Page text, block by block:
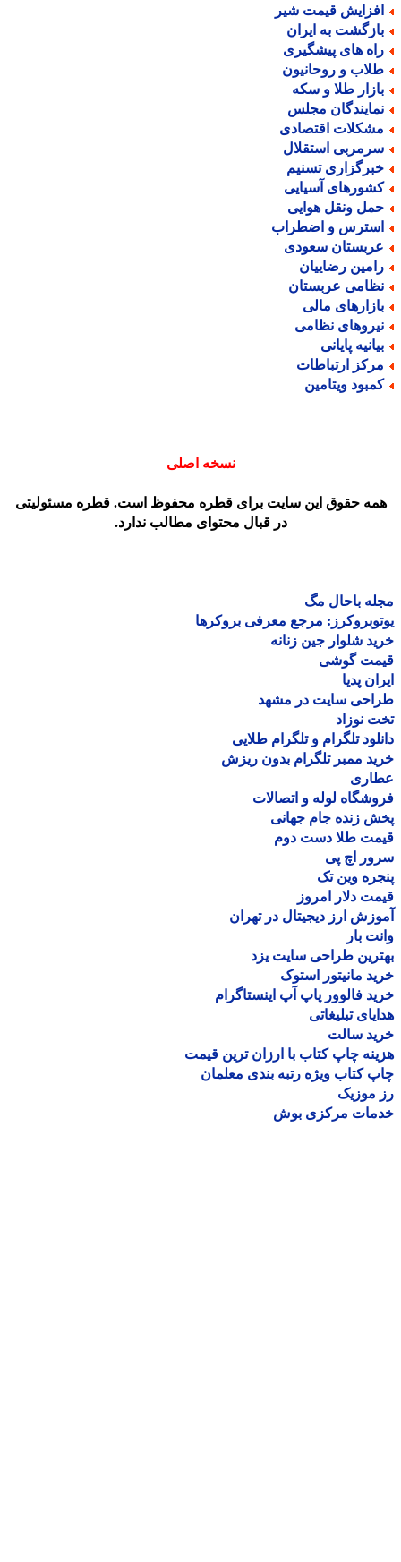
قیمت شیر
به ایران
های پیشگیری
و روحانیون
طلا و سکه
مجلس
اقتصادی
استقلال
تسنیم
آسیایی
ونقل هوایی
و اضطراب
سعودی
رضاییان
عربستان
مالی
نظامی
پایانی
ارتباطات
ویتامین
نسخه اصلی
حقوق این سایت برای قطره محفوظ است. قطره مسئولیتی
در قبال محتوای مطالب ندارد.
باحال مگ
مرجع معرفی بروکرها
شلوار جین زنانه
گوشی
پدیا
سایت در مشهد
نوزاد
تلگرام و تلگرام طلایی
ممبر تلگرام بدون ریزش
لوله و اتصالات
زنده جام جهانی
طلا دست دوم
اچ پی
وین تک
دلار امروز
ارز دیجیتال در تهران
بار
طراحی سایت یزد
مانیتور استوک
فالوور پاپ آپ اینستاگرام
تبلیغاتی
سالت
چاپ کتاب با ارزان ترین قیمت
کتاب ویژه رتبه بندی معلمان
موزیک
مرکزی بوش